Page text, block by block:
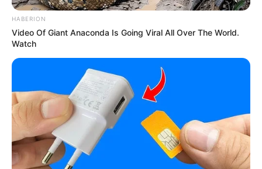
HABERION
Video Of Giant Anaconda Is Going Viral All Over The World.
Watch